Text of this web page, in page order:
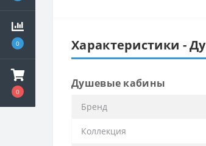
0
0
Характеристики -
Душевые кабины
Бренд
Коллекция